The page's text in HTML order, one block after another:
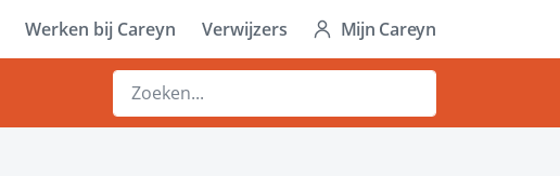
Werken bij Careyn Verwijzers Mijn Careyn